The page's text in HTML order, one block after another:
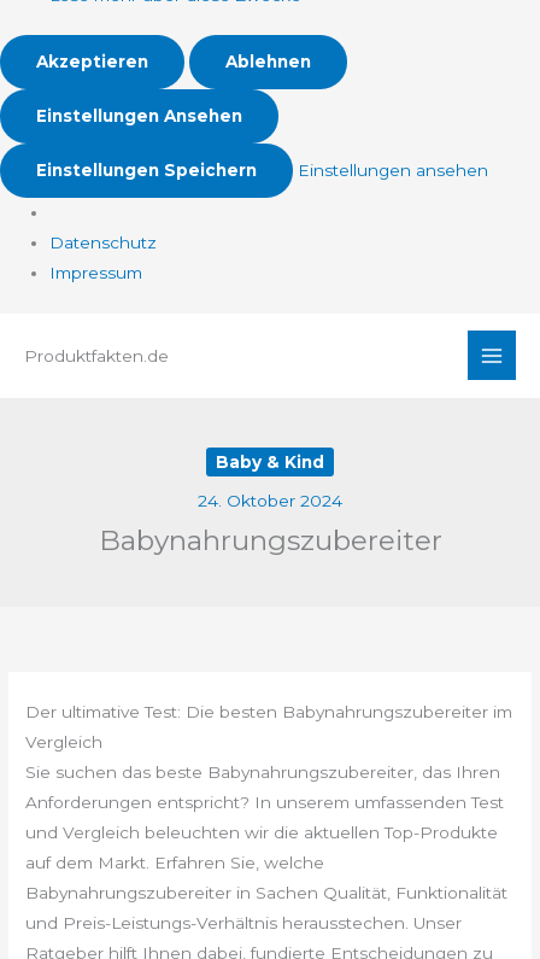
Akzeptieren Ablehnen
Einstellungen Ansehen
Einstellungen Speichern Einstellungen ansehen
Datenschutz
Impressum
InhaltProduktfakten.de
Baby & Kind
24. Oktober 2024
Babynahrungszubereiter
Der ultimative Test: Die besten Babynahrungszubereiter im
Vergleich
Sie suchen das beste Babynahrungszubereiter, das Ihren
Anforderungen entspricht? In unserem umfassenden Test
und Vergleich beleuchten wir die aktuellen Top-Produkte
auf dem Markt. Erfahren Sie, welche
Babynahrungszubereiter in Sachen Qualität, Funktionalität
und Preis-Leistungs-Verhältnis herausstechen. Unser
Ratgeber hilft Ihnen dabei, fundierte Entscheidungen zu